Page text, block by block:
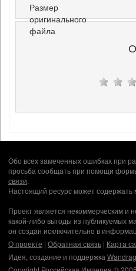
Размер
оригинального
файла
Обо всех замеченных ошибках при
просьба сообщать при помощи
связи.
Настоящий ресурс может содержать
Проект является некоммерческим и
какой-либо выгоды из публикуемых
он создан исключительно в
О проекте | Обратная связь | Карта
Идея, создание и поддержка